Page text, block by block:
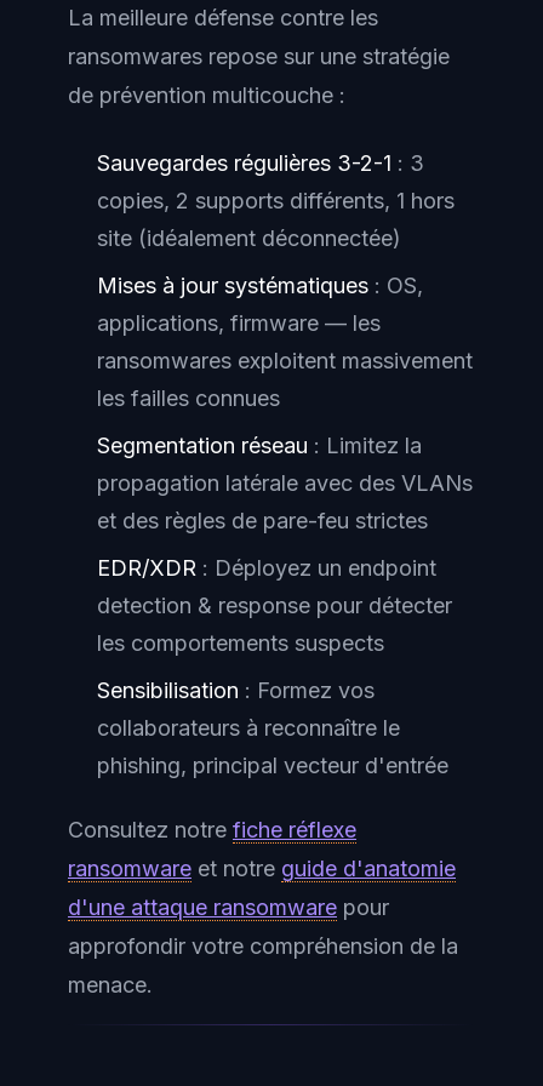
La meilleure défense contre les
ransomwares repose sur une stratégie
de prévention multicouche :
Sauvegardes régulières 3-2-1 : 3
copies, 2 supports différents, 1 hors
site (idéalement déconnectée)
Mises à jour systématiques : OS,
applications, firmware — les
ransomwares exploitent massivement
les failles connues
Segmentation réseau : Limitez la
propagation latérale avec des VLANs
et des règles de pare-feu strictes
EDR/XDR : Déployez un endpoint
detection & response pour détecter
les comportements suspects
Sensibilisation : Formez vos
collaborateurs à reconnaître le
phishing, principal vecteur d'entrée
Consultez notre fiche réflexe
ransomware et notre guide d'anatomie
d'une attaque ransomware pour
approfondir votre compréhension de la
menace.